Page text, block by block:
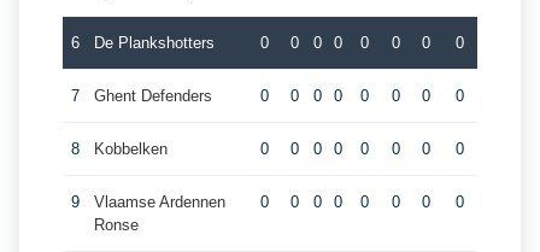
6 De Plankshotters 0 0 0 0 0 0 0 0
7 Ghent Defenders 0 0 0 0 0 0 0 0
8 Kobbelken 0 0 0 0 0 0 0 0
9
Vlaamse Ardennen
Ronse
0 0 0 0 0 0 0 0